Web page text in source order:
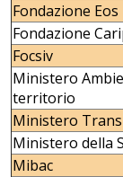
Fondazione Eos
Fondazione
Focsiv
Ministero
territorio
Ministero
Ministero della
Mibac